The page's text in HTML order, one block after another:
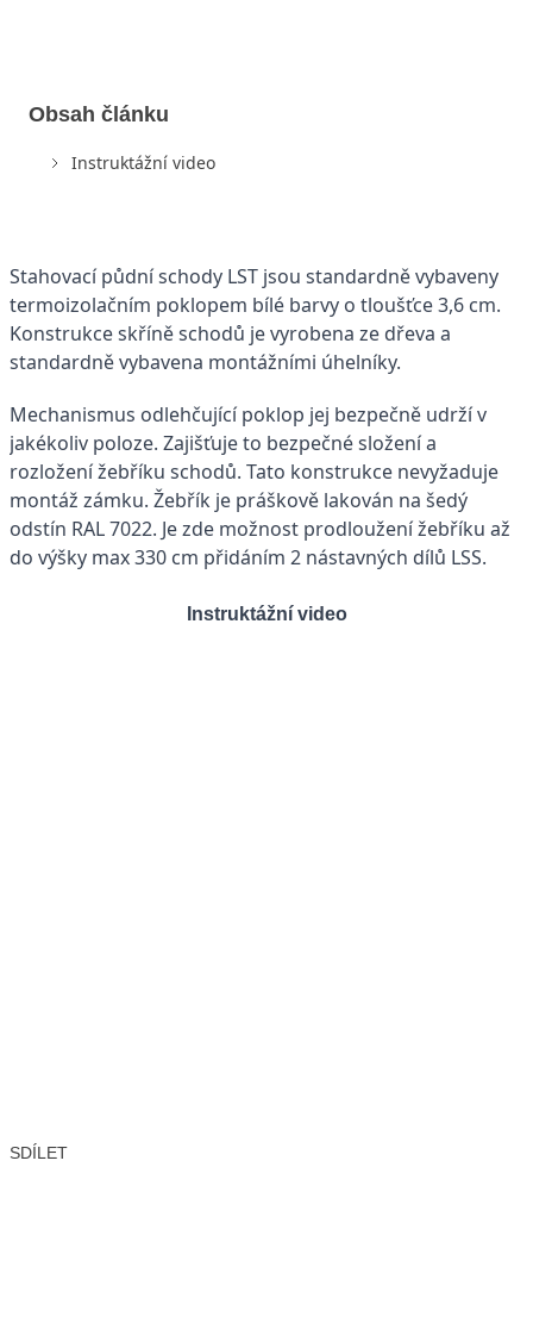
Obsah článku
Instruktážní video
Stahovací půdní schody LST jsou standardně vybaveny
termoizolačním poklopem bílé barvy o tloušťce 3,6 cm.
Konstrukce skříně schodů je vyrobena ze dřeva a
standardně vybavena montážními úhelníky.
Mechanismus odlehčující poklop jej bezpečně udrží v
jakékoliv poloze. Zajišťuje to bezpečné složení a
rozložení žebříku schodů. Tato konstrukce nevyžaduje
montáž zámku. Žebřík je práškově lakován na šedý
odstín RAL 7022. Je zde možnost prodloužení žebříku až
do výšky max 330 cm přidáním 2 nástavných dílů LSS.
Instruktážní video
SDÍLET